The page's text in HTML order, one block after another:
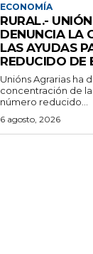
ECONOMÍA
RURAL.-
DENUNCIA LA
LAS AYUDAS
REDUCIDO DE
Unións Agrarias ha
concentración de
número reducido...
6 agosto, 2026